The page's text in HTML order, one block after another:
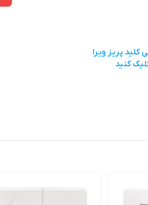
کلید پریز ویرا
کنید